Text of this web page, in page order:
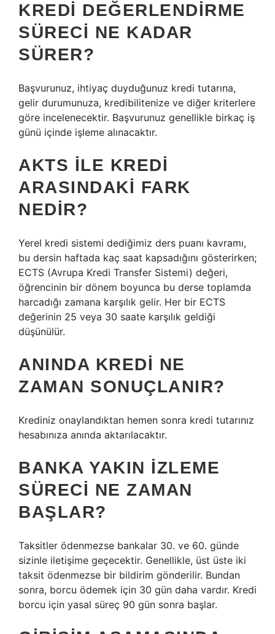
KREDI DEĞERLENDIRME
SÜRECI NE KADAR
SÜRER?
Başvurunuz, ihtiyaç duyduğunuz kredi tutarına,
gelir durumunuza, kredibilitenize ve diğer kriterlere
göre incelenecektir. Başvurunuz genellikle birkaç iş
günü içinde işleme alınacaktır.
AKTS ILE KREDI
ARASINDAKI FARK
NEDIR?
Yerel kredi sistemi dediğimiz ders puanı kavramı,
bu dersin haftada kaç saat kapsadığını gösterirken;
ECTS (Avrupa Kredi Transfer Sistemi) değeri,
öğrencinin bir dönem boyunca bu derse toplamda
harcadığı zamana karşılık gelir. Her bir ECTS
değerinin 25 veya 30 saate karşılık geldiği
düşünülür.
ANINDA KREDI NE
ZAMAN SONUÇLANIR?
Krediniz onaylandıktan hemen sonra kredi tutarınız
hesabınıza anında aktarılacaktır.
BANKA YAKIN IZLEME
SÜRECI NE ZAMAN
BAŞLAR?
Taksitler ödenmezse bankalar 30. ve 60. günde
sizinle iletişime geçecektir. Genellikle, üst üste iki
taksit ödenmezse bir bildirim gönderilir. Bundan
sonra, borcu ödemek için 30 gün daha vardır. Kredi
borcu için yasal süreç 90 gün sonra başlar.